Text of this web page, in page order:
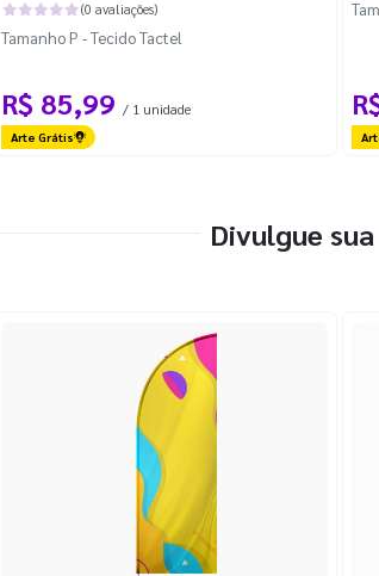
(0 avaliações)
Tamanho P - Tecido Tactel
R$ 85,99 / 1 unidade
Arte Grátis
Divulgue